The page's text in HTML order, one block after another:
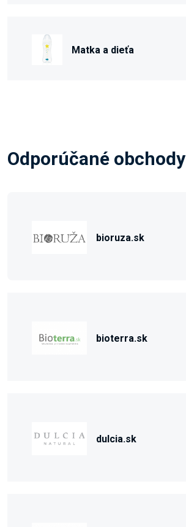
Matka a dieťa
Odporúčané obchody
bioruza.sk
bioterra.sk
dulcia.sk